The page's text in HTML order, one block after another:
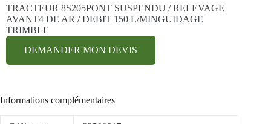
TRACTEUR 8S205PONT SUSPENDU / RELEVAGE
AVANT4 DE AR / DEBIT 150 L/MINGUIDAGE
TRIMBLE
DEMANDER MON DEVIS
Informations complémentaires